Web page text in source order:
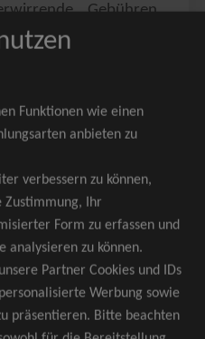
Gebühren,
ähnliches.
ausschließlich
Sitzplätze, welche
vergeben
nicht verfügbar
uns Tickets für die
Kategorie. Und das
automatisch.
Funktionen wie einen
anbieten zu
verbessern zu können,
Ihr
Form zu erfassen und
analysieren zu können.
Partner Cookies und IDs
Werbung sowie
präsentieren. Bitte beachten